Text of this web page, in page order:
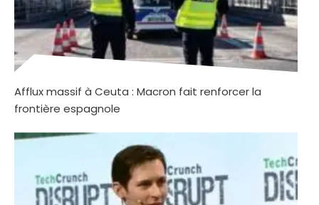
Afflux massif à Ceuta : Macron fait renforcer la
frontière espagnole